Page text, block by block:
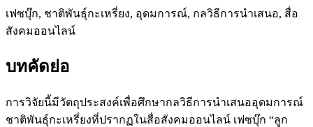
เฟซบุ๊ก, ชาติพันธุ์กะเหรี่ยง, อุดมการณ์, กลวิธีการนำเสนอ, สื่อ
สังคมออนไลน์
บทคัดย่อ
การวิจัยนี้มีวัตถุประสงค์เพื่อศึกษากลวิธีการนำเสนออุดมการณ์
ชาติพันธุ์กะเหรี่ยงที่ปรากฏในสื่อสังคมออนไลน์ เฟซบุ๊ก “ลูก